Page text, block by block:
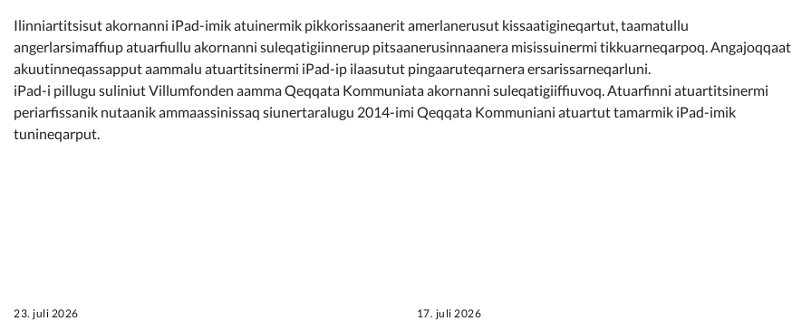
Ilinniartitsisut akornanni iPad-imik atuinermik pikkorissaanerit amerlanerusut kissaatigineqartut, taamatullu
angerlarsimaffiup atuarfiullu akornanni suleqatigiinnerup pitsaanerusinnaanera misissuinermi tikkuarneqarpoq. Angajoqqaat
akuutinneqassapput aammalu atuartitsinermi iPad-ip ilaasutut pingaaruteqarnera ersarissarneqarluni.
iPad-i pillugu suliniut Villumfonden aamma Qeqqata Kommuniata akornanni suleqatigiiffiuvoq. Atuarfinni atuartitsinermi
periarfissanik nutaanik ammaassinissaq siunertaralugu 2014-imi Qeqqata Kommuniani atuartut tamarmik iPad-imik
tunineqarput.
23. juli 2026 17. juli 2026